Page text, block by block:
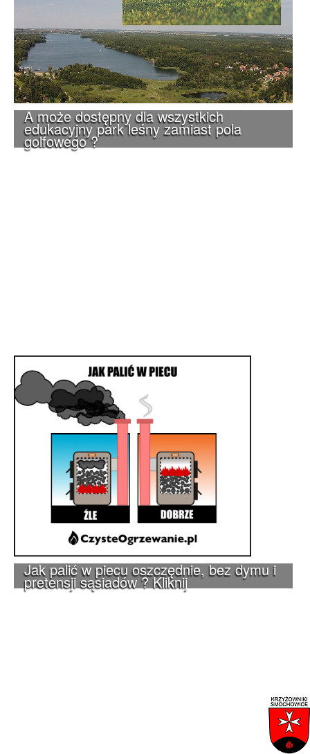
A może dostępny dla wszystkich
edukacyjny park leśny zamiast pola
golfowego ?
Jak palić w piecu oszczędnie, bez dymu i
pretensji sąsiadów ? Kliknij